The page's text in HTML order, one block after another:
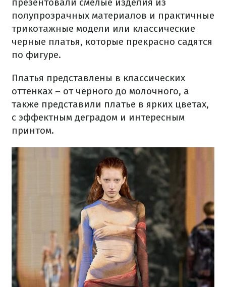
полупрозрачных материалов и практичные
трикотажные модели или классические
черные платья, которые прекрасно садятся
по фигуре.
Платья представлены в классических
оттенках – от черного до молочного, а
также представили платье в ярких цветах,
с эффектным деградом и интересным
принтом.